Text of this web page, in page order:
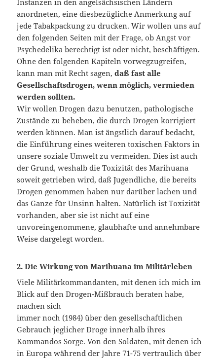
Instanzen in den angelsächsischen Ländern
anordneten, eine diesbezügliche Anmerkung auf
jede Tabakpackung zu drucken. Wir wollen uns auf
den folgenden Seiten mit der Frage, ob Angst vor
Psychedelika berechtigt ist oder nicht, beschäftigen.
Ohne den folgenden Kapiteln vorwegzugreifen,
kann man mit Recht sagen,daß fast alle
Gesellschaftsdrogen, wenn möglich, vermieden
werden sollten.
Wir wollen Drogen dazu benutzen, pathologische
Zustände zu beheben, die durch Drogen korrigiert
werden können. Man ist ängstlich darauf bedacht,
die Einführung eines weiteren toxischen Faktors in
unsere soziale Umwelt zu vermeiden. Dies ist auch
der Grund, weshalb die Toxizität des Marihuana
soweit getrieben wird, daß Jugendliche, die bereits
Drogen genommen haben nur darüber lachen und
das Ganze für Unsinn halten. Natürlich ist Toxizität
vorhanden, aber sie ist nicht auf eine
unvoreingenommene, glaubhafte und annehmbare
Weise dargelegt worden.
2. Die Wirkung von Marihuana im Militärleben
Viele Militärkommandanten, mit denen ich mich im
Blick auf den Drogen-Mißbrauch beraten habe,
machen sich
immer noch (1984) über den gesellschaftlichen
Gebrauch jeglicher Droge innerhalb ihres
Kommandos Sorge. Von den Soldaten, mit denen ich
in Europa während der Jahre 71-75 vertraulich über